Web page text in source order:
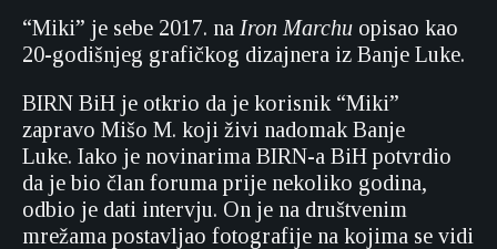
“Miki” je sebe 2017. na Iron Marchu opisao kao
20-godišnjeg grafičkog dizajnera iz Banje Luke.
BIRN BiH je otkrio da je korisnik “Miki”
zapravo Mišo M. koji živi nadomak Banje
Luke. Iako je novinarima BIRN-a BiH potvrdio
da je bio član foruma prije nekoliko godina,
odbio je dati intervju. On je na društvenim
mrežama postavljao fotografije na kojima se vidi